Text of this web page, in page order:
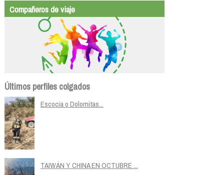
Compañeros de viaje
Últimos perfiles colgados
Escocia o Dolomitas...
TAIWÁN Y CHINA EN OCTUBRE ...